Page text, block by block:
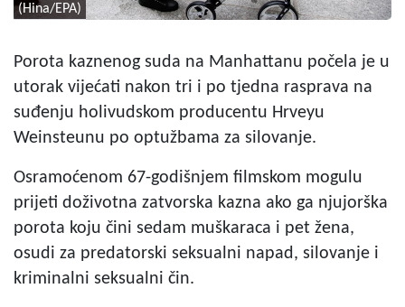
(Hina/EPA)
Porota kaznenog suda na Manhattanu počela je u
utorak vijećati nakon tri i po tjedna rasprava na
suđenju holivudskom producentu Hrveyu
Weinsteunu po optužbama za silovanje.
Osramoćenom 67-godišnjem filmskom mogulu
prijeti doživotna zatvorska kazna ako ga njujorška
porota koju čini sedam muškaraca i pet žena,
osudi za predatorski seksualni napad, silovanje i
kriminalni seksualni čin.